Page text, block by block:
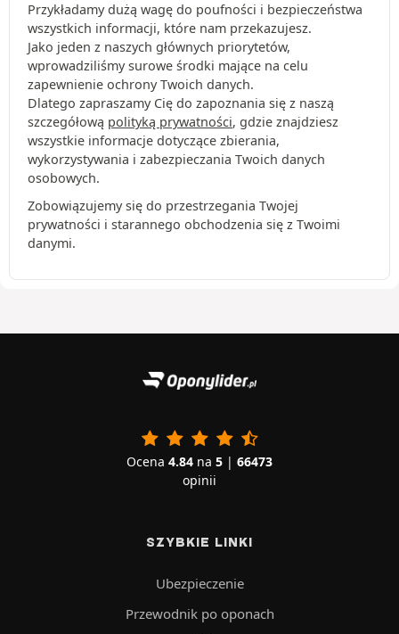
Przykładamy dużą wagę do poufności i bezpieczeństwa
wszystkich informacji, które nam przekazujesz.
Jako jeden z naszych głównych priorytetów,
wprowadziliśmy surowe środki mające na celu
zapewnienie ochrony Twoich danych.
Dlatego zapraszamy Cię do zapoznania się z naszą
szczegółową polityką prywatności, gdzie znajdziesz
wszystkie informacje dotyczące zbierania,
wykorzystywania i zabezpieczania Twoich danych
osobowych.
Zobowiązujemy się do przestrzegania Twojej
prywatności i starannego obchodzenia się z Twoimi
danymi.
Ocena 4.84 na 5 | 66473
opinii
SZYBKIE LINKI
Ubezpieczenie
Przewodnik po oponach